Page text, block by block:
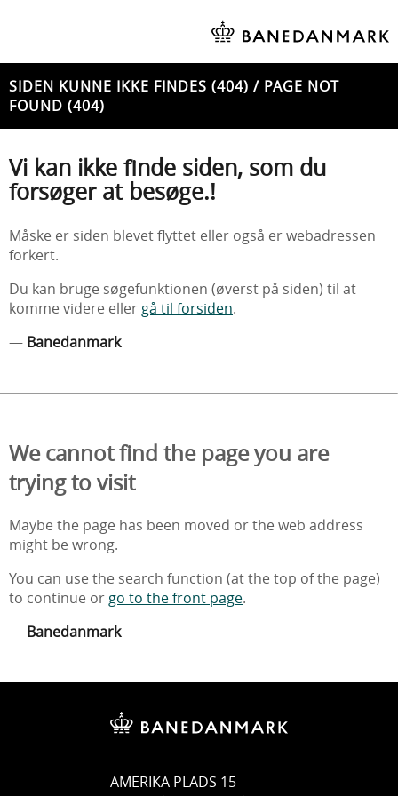
SIDEN KUNNE IKKE FINDES (404) / PAGE NOT
FOUND (404)
Vi kan ikke finde siden, som du
forsøger at besøge.!
Måske er siden blevet flyttet eller også er webadressen
forkert.
Du kan bruge søgefunktionen (øverst på siden) til at
komme videre eller gå til forsiden.
— Banedanmark
We cannot find the page you are
trying to visit
Maybe the page has been moved or the web address
might be wrong.
You can use the search function (at the top of the page)
to continue or go to the front page.
— Banedanmark
AMERIKA PLADS 15